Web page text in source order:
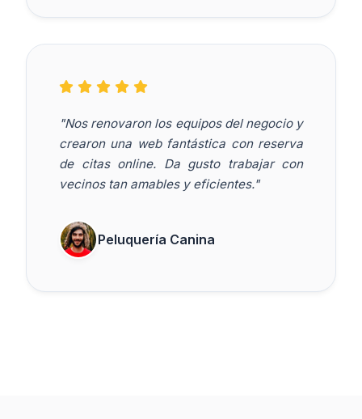
"Nos renovaron los equipos del negocio y
crearon una web fantástica con reserva
de citas online. Da gusto trabajar con
vecinos tan amables y eficientes."
Peluquería Canina